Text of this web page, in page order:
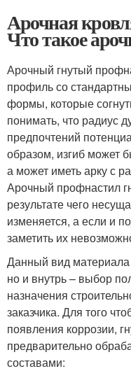
Арочная
Что такое
Арочный гнутый
профиль со
формы, которые
понимать, что радиус
предпочтений
образом, изгиб может
а может иметь арку с
Арочный профнастил
результате чего
изменяется, а если и
заметить их
Данный вид материала
но и внутрь – выбор
назначения
заказчика. Для того
появления коррозии,
предварительно
составами: